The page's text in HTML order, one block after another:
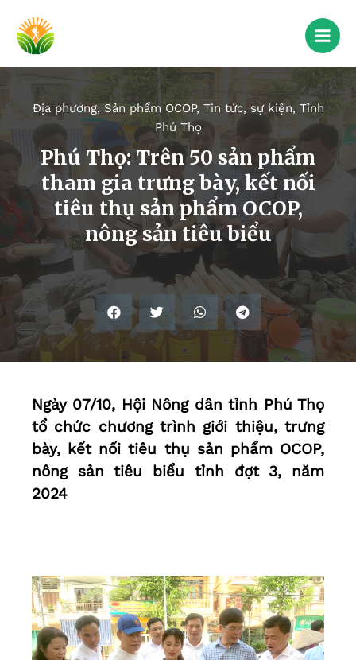
Địa phương,Sản phẩm OCOP, Tin tức, sự kiện, Tỉnh
Phú Thọ
Phú Thọ: Trên 50 sản phẩm
tham gia trưng bày, kết nối
tiêu thụ sản phẩm OCOP,
nông sản tiêu biểu
Ngày 07/10, Hội Nông dân tỉnh Phú Thọ
tổ chức chương trình giới thiệu, trưng
bày, kết nối tiêu thụ sản phẩm OCOP,
nông sản tiêu biểu tỉnh đợt 3, năm
2024